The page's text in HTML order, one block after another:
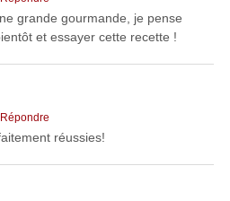
grande gourmande, je pense
et essayer cette recette !
Répondre
réussies!